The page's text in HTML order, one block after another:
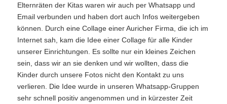
Elternräten der Kitas waren wir auch per Whatsapp und
Email verbunden und haben dort auch Infos weitergeben
können. Durch eine Collage einer Auricher Firma, die ich im
Internet sah, kam die Idee einer Collage für alle Kinder
unserer Einrichtungen. Es sollte nur ein kleines Zeichen
sein, dass wir an sie denken und wir wollten, dass die
Kinder durch unsere Fotos nicht den Kontakt zu uns
verlieren. Die Idee wurde in unseren Whatsapp-Gruppen
sehr schnell positiv angenommen und in kürzester Zeit